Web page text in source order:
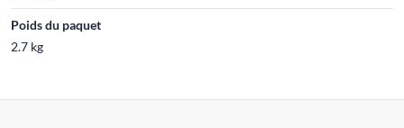
Poids du paquet
2.7 kg